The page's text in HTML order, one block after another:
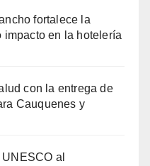
fortalece la
en la hotelería
con la entrega de
Cauquenes y
al